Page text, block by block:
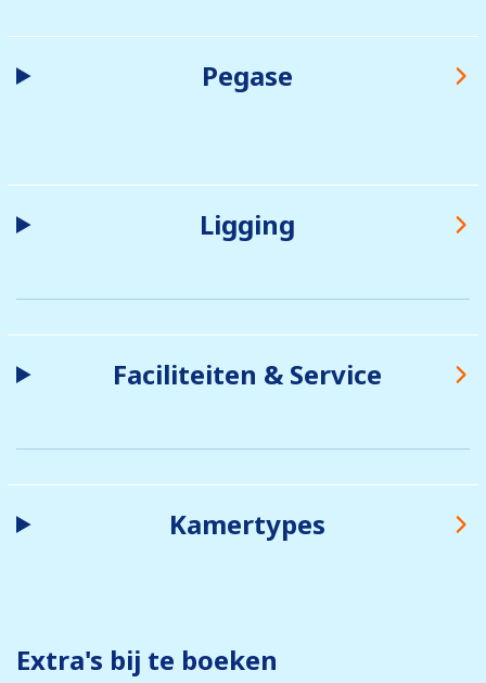
Pegase
Ligging
Faciliteiten & Service
Kamertypes
Extra's bij te boeken